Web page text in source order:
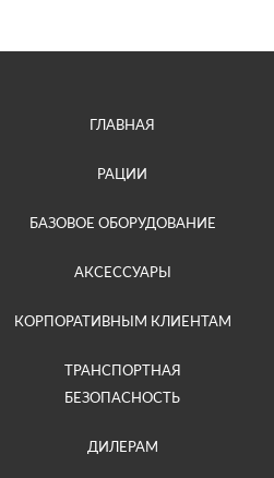
ГЛАВНАЯ
РАЦИИ
БАЗОВОЕ ОБОРУДОВАНИЕ
АКСЕССУАРЫ
КОРПОРАТИВНЫМ КЛИЕНТАМ
ТРАНСПОРТНАЯ
БЕЗОПАСНОСТЬ
ДИЛЕРАМ